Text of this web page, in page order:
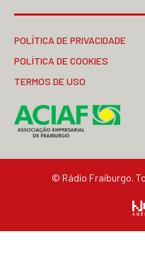
POLÍTICA DE PRIVACIDADE
POLÍTICA DE COOKIES
TERMOS DE USO
© Rádio Fraiburgo.